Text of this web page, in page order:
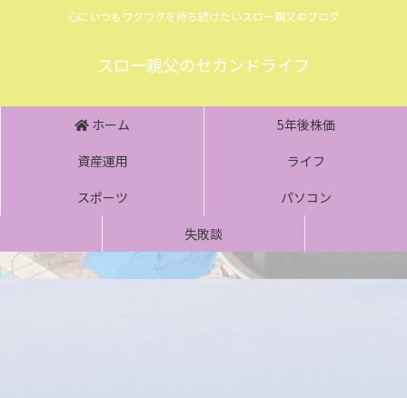
心にいつもワクワクを持ち続けたいスロー親父のブログ
スロー親父のセカンドライフ
ホーム
5年後株価
資産運用
ライフ
スポーツ
パソコン
失敗談